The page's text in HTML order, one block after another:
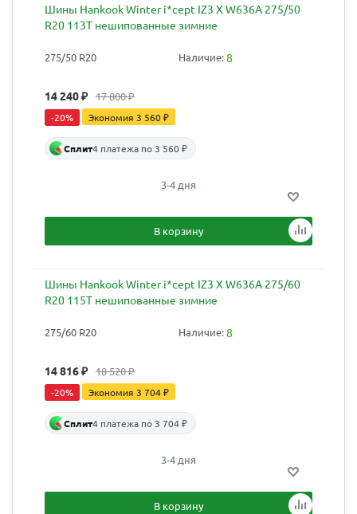
Шины Hankook Winter i*cept IZ3 X W636A 275/50
R20 113T нешипованные зимние
275/50 R20 Наличие:8
14 240₽ 17 800₽
-20% Экономия 3 560₽
Сплит4 платежа по 3 560 ₽
3-4 дня
В корзину
Шины Hankook Winter i*cept IZ3 X W636A 275/60
R20 115T нешипованные зимние
275/60 R20 Наличие:8
14 816₽ 18 520₽
-20% Экономия 3 704₽
Сплит4 платежа по 3 704 ₽
3-4 дня
В корзину